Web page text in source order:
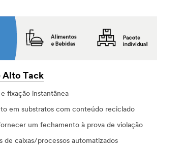
Alto Tack
fixação instantânea
em substratos com conteúdo reciclado​
um fechamento à prova de violação
de caixas/processos automatizados​